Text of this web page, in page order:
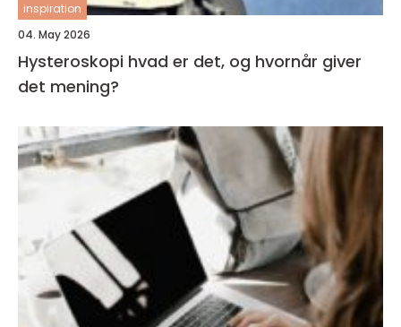
inspiration
04. May 2026
Hysteroskopi hvad er det, og hvornår giver
det mening?